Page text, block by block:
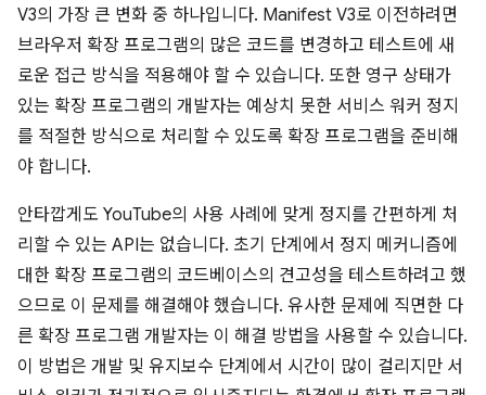
V3의 가장 큰 변화 중 하나입니다. Manifest V3로 이전하려면
브라우저 확장 프로그램의 많은 코드를 변경하고 테스트에 새
로운 접근 방식을 적용해야 할 수 있습니다. 또한 영구 상태가
있는 확장 프로그램의 개발자는 예상치 못한 서비스 워커 정지
를 적절한 방식으로 처리할 수 있도록 확장 프로그램을 준비해
야 합니다.
안타깝게도 YouTube의 사용 사례에 맞게 정지를 간편하게 처
리할 수 있는 API는 없습니다. 초기 단계에서 정지 메커니즘에
대한 확장 프로그램의 코드베이스의 견고성을 테스트하려고 했
으므로 이 문제를 해결해야 했습니다. 유사한 문제에 직면한 다
른 확장 프로그램 개발자는 이 해결 방법을 사용할 수 있습니다.
이 방법은 개발 및 유지보수 단계에서 시간이 많이 걸리지만 서